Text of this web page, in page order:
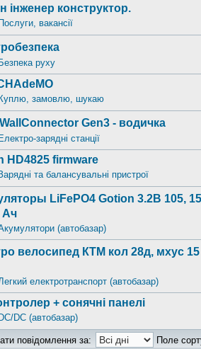
інженер конструктор.
Послуги, вакансії
Безпека руху
Куплю, замовлю, шукаю
Gen3 - водичка
Електро-зарядні станції
HD4825 firmware
та балансувальні пристрої
LiFePO4 Gotion 3.2В 105,
Ач
(автобазар)
велосипед КТМ кол 28д, мхус 15
електротранспорт (автобазар)
+ сонячні панелі
DC/DC (автобазар)
повідомлення за:
Поле